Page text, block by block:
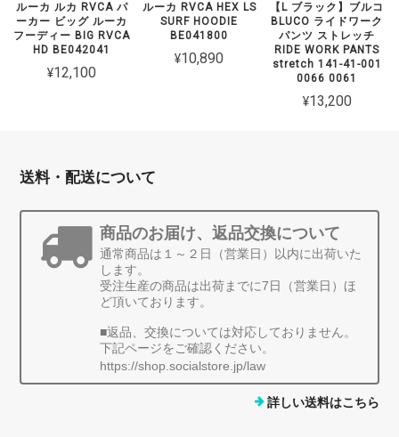
ルーカ ルカ RVCA パ
ーカー ビッグ ルーカ
フーディー BIG RVCA
HD BE042041
¥12,100
ルーカ RVCA HEX LS
SURF HOODIE
BE041800
¥10,890
【L ブラック】ブルコ
BLUCO ライドワーク
パンツ ストレッチ
RIDE WORK PANTS
stretch 141-41-001
0066 0061
¥13,200
送料・配送について
商品のお届け、返品交換について
通常商品は１～２日（営業日）以内に出荷いた
します。
受注生産の商品は出荷までに7日（営業日）ほ
ど頂いております。
■返品、交換については対応しておりません。
下記ページをご確認ください。
https://shop.socialstore.jp/law
詳しい送料はこちら